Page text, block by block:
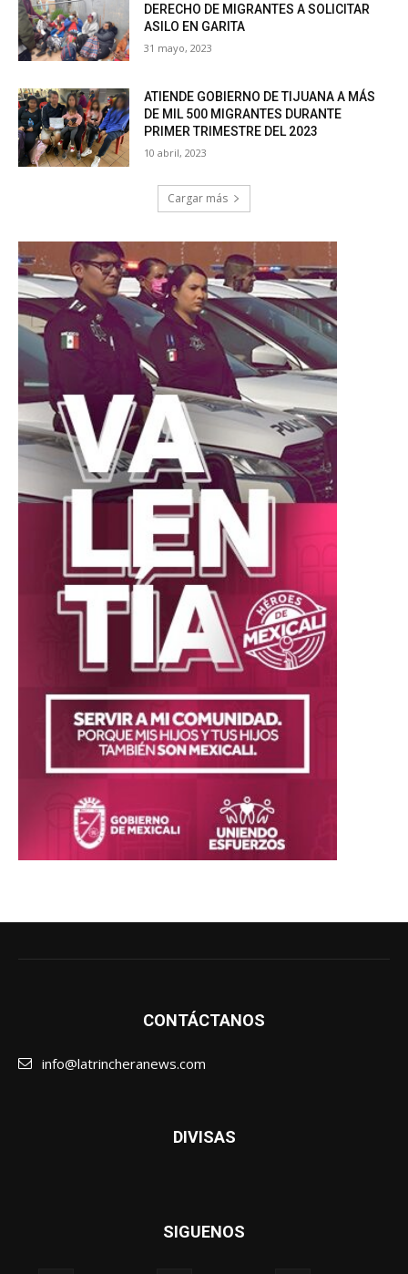
DERECHO DE MIGRANTES A SOLICITAR
ASILO EN GARITA
31 mayo, 2023
ATIENDE GOBIERNO DE TIJUANA A MÁS
DE MIL 500 MIGRANTES DURANTE
PRIMER TRIMESTRE DEL 2023
10 abril, 2023
Cargar más
CONTÁCTANOS
info@latrincheranews.com
DIVISAS
SIGUENOS